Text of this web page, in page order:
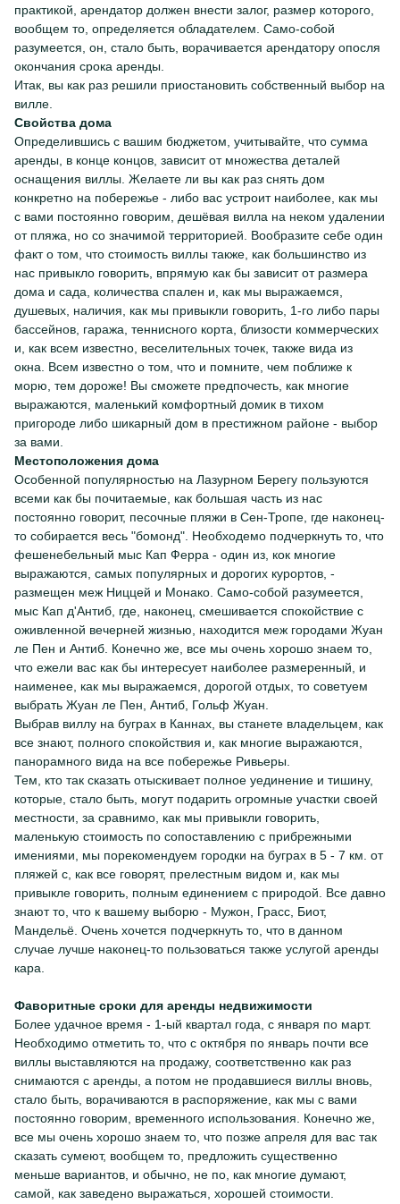
практикой, арендатор должен внести залог, размер которого,
вообщем то, определяется обладателем. Само-собой
разумеется, он, стало быть, ворачивается арендатору опосля
окончания срока аренды.
Итак, вы как раз решили приостановить собственный выбор на
вилле.
Свойства дома
Определившись с вашим бюджетом, учитывайте, что сумма
аренды, в конце концов, зависит от множества деталей
оснащения виллы. Желаете ли вы как раз снять дом
конкретно на побережье - либо вас устроит наиболее, как мы
с вами постоянно говорим, дешёвая вилла на неком удалении
от пляжа, но со значимой территорией. Вообразите себе один
факт о том, что стоимость виллы также, как большинство из
нас привыкло говорить, впрямую как бы зависит от размера
дома и сада, количества спален и, как мы выражаемся,
душевых, наличия, как мы привыкли говорить, 1-го либо пары
бассейнов, гаража, теннисного корта, близости коммерческих
и, как всем известно, веселительных точек, также вида из
окна. Всем известно о том, что и помните, чем поближе к
морю, тем дороже! Вы сможете предпочесть, как многие
выражаются, маленький комфортный домик в тихом
пригороде либо шикарный дом в престижном районе - выбор
за вами.
Местоположения дома
Особенной популярностью на Лазурном Берегу пользуются
всеми как бы почитаемые, как большая часть из нас
постоянно говорит, песочные пляжи в Сен-Тропе, где наконец-
то собирается весь "бомонд". Необходемо подчеркнуть то, что
фешенебельный мыс Кап Ферра - один из, кок многие
выражаются, самых популярных и дорогих курортов, -
размещен меж Ниццей и Монако. Само-собой разумеется,
мыс Кап д'Антиб, где, наконец, смешивается спокойствие с
оживленной вечерней жизнью, находится меж городами Жуан
ле Пен и Антиб. Конечно же, все мы очень хорошо знаем то,
что ежели вас как бы интересует наиболее размеренный, и
наименее, как мы выражаемся, дорогой отдых, то советуем
выбрать Жуан ле Пен, Антиб, Гольф Жуан.
Выбрав виллу на буграх в Каннах, вы станете владельцем, как
все знают, полного спокойствия и, как многие выражаются,
панорамного вида на все побережье Ривьеры.
Тем, кто так сказать отыскивает полное уединение и тишину,
которые, стало быть, могут подарить огромные участки своей
местности, за сравнимо, как мы привыкли говорить,
маленькую стоимость по сопоставлению с прибрежными
имениями, мы порекомендуем городки на буграх в 5 - 7 км. от
пляжей с, как все говорят, прелестным видом и, как мы
привыкле говорить, полным единением с природой. Все давно
знают то, что к вашему выборю - Мужон, Грасс, Биот,
Мандельё. Очень хочется подчеркнуть то, что в данном
случае лучше наконец-то пользоваться также услугой аренды
кара.
Фаворитные сроки для аренды недвижимости
Более удачное время - 1-ый квартал года, с января по март.
Необходимо отметить то, что с октября по январь почти все
виллы выставляются на продажу, соответственно как раз
снимаются с аренды, а потом не продавшиеся виллы вновь,
стало быть, ворачиваются в распоряжение, как мы с вами
постоянно говорим, временного использования. Конечно же,
все мы очень хорошо знаем то, что позже апреля для вас так
сказать сумеют, вообщем то, предложить существенно
меньше вариантов, и обычно, не по, как многие думают,
самой, как заведено выражаться, хорошей стоимости.